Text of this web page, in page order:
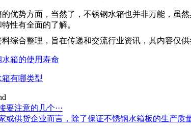
的优势方面，当然了，不锈钢水箱也并非万能，虽
性有全面的了解。
料综合整理，旨在传递和交流行业资讯，其内容仅
箱的使用寿命
有哪类型
注意的几个···
或供货企业而言，除了保证不锈钢水箱板的生产质